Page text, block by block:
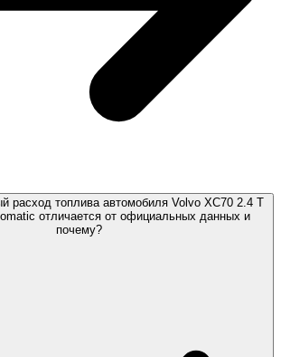
расход топлива автомобиля Volvo XC70 2.4 T
отличается от официальных данных и
почему?